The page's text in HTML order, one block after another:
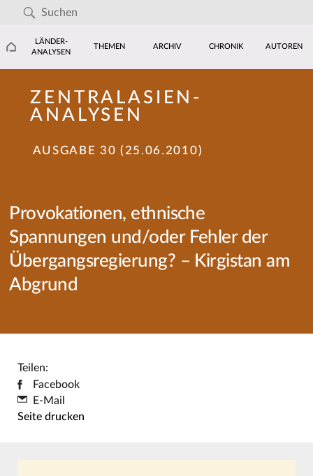
LÄNDER-
ANALYSEN
THEMEN ARCHIV CHRONIK AUTOREN
ZENTRALASIEN-
ANALYSEN
AUSGABE 30 (25.06.2010)
Provokationen, ethnische
Spannungen und/oder Fehler der
Übergangsregierung? – Kirgistan am
Abgrund
Teilen:
Facebook
E-Mail
Seite drucken